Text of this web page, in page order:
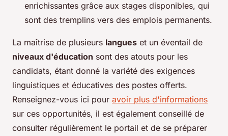
enrichissantes grâce aux stages disponibles, qui
sont des tremplins vers des emplois permanents.
La maîtrise de plusieurs langues et un éventail de
niveaux d'éducation sont des atouts pour les
candidats, étant donné la variété des exigences
linguistiques et éducatives des postes offerts.
Renseignez-vous ici pour avoir plus d'informations
sur ces opportunités, il est également conseillé de
consulter régulièrement le portail et de se préparer